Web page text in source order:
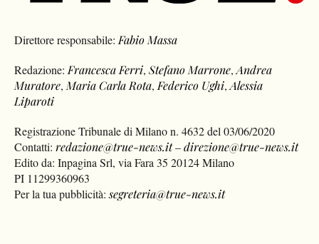
Direttore responsabile: Fabio Massa
Redazione: Francesca Ferri,Stefano Marrone,Andrea
Muratore, Maria Carla Rota, Federico Ughi,Alessia
Liparoti
Registrazione Tribunale di Milano n. 4632 del 03/06/2020
Contatti:redazione@true-news.it–direzione@true-news.it
Edito da: Inpagina Srl, via Fara 35 20124 Milano
PI 11299360963
Per la tua pubblicità:segreteria@true-news.it